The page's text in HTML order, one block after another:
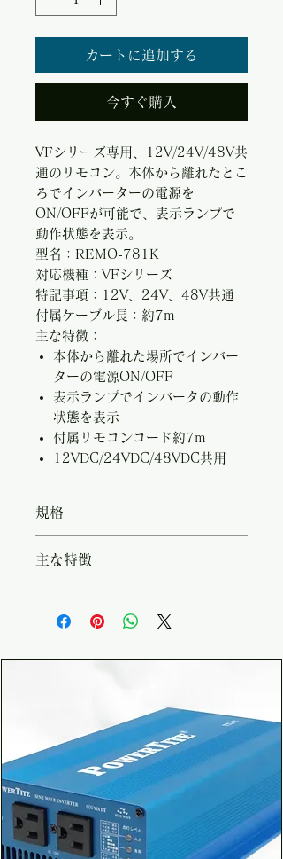
カートに追加する
今すぐ購入
VFシリーズ専用、12V/24V/48V共
通のリモコン。本体から離れたとこ
ろでインバーターの電源を
ON/OFFが可能で、表示ランプで
動作状態を表示。
型名：REMO-781K
対応機種：VFシリーズ
特記事項：12V、24V、48V共通
付属ケーブル長：約7m
主な特徴：
本体から離れた場所でインバー
ターの電源ON/OFF
表示ランプでインバータの動作
状態を表示
付属リモコンコード約7m
12VDC/24VDC/48VDC共用
規格
種：VFシリーズ ・特記事項：
主な特徴
ターの電源ON/OFF ・表示ラン
・付属リモコンコード約7m ・